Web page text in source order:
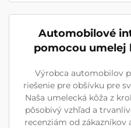
Automobilové
pomocou
Výrobca automobilov
riešenie pre obšívku pre
Naša umelecká kôža z
pôsobivý vzhľad a
recenziám od zákazníkov